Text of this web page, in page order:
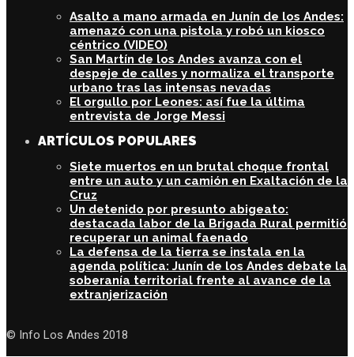
Asalto a mano armada en Junín de los Andes:
amenazó con una pistola y robó un kiosco
céntrico (VIDEO)
San Martín de los Andes avanza con el
despeje de calles y normaliza el transporte
urbano tras las intensas nevadas
El orgullo por Leones: así fue la última
entrevista de Jorge Messi
ARTÍCULOS POPULARES
Siete muertos en un brutal choque frontal
entre un auto y un camión en Exaltación de la
Cruz
Un detenido por presunto abigeato:
destacada labor de la Brigada Rural permitió
recuperar un animal faenado
La defensa de la tierra se instala en la
agenda política: Junín de los Andes debate la
soberanía territorial frente al avance de la
extranjerización
© Info Los Andes 2018